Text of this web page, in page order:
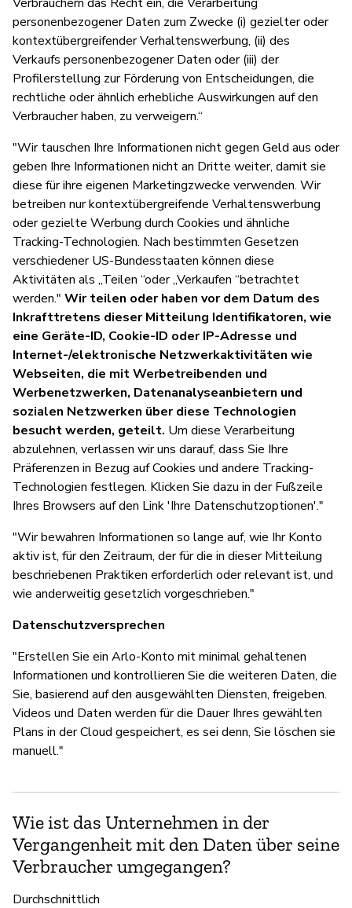
personenbezogener Daten zum Zwecke (i) gezielter oder
kontextübergreifender Verhaltenswerbung, (ii) des
Verkaufs personenbezogener Daten oder (iii) der
Profilerstellung zur Förderung von Entscheidungen, die
rechtliche oder ähnlich erhebliche Auswirkungen auf den
Verbraucher haben, zu verweigern.“
"Wir tauschen Ihre Informationen nicht gegen Geld aus oder
geben Ihre Informationen nicht an Dritte weiter, damit sie
diese für ihre eigenen Marketingzwecke verwenden. Wir
betreiben nur kontextübergreifende Verhaltenswerbung
oder gezielte Werbung durch Cookies und ähnliche
Tracking-Technologien. Nach bestimmten Gesetzen
verschiedener US-Bundesstaaten können diese
Aktivitäten als „Teilen “oder „Verkaufen “betrachtet
werden." Wir teilen oder haben vor dem Datum des
Inkrafttretens dieser Mitteilung Identifikatoren, wie
eine Geräte-ID, Cookie-ID oder IP-Adresse und
Internet-/elektronische Netzwerkaktivitäten wie
Webseiten, die mit Werbetreibenden und
Werbenetzwerken, Datenanalyseanbietern und
sozialen Netzwerken über diese Technologien
besucht werden, geteilt. Um diese Verarbeitung
abzulehnen, verlassen wir uns darauf, dass Sie Ihre
Präferenzen in Bezug auf Cookies und andere Tracking-
Technologien festlegen. Klicken Sie dazu in der Fußzeile
Ihres Browsers auf den Link 'Ihre Datenschutzoptionen'."
"Wir bewahren Informationen so lange auf, wie Ihr Konto
aktiv ist, für den Zeitraum, der für die in dieser Mitteilung
beschriebenen Praktiken erforderlich oder relevant ist, und
wie anderweitig gesetzlich vorgeschrieben."
Datenschutzversprechen
"Erstellen Sie ein Arlo-Konto mit minimal gehaltenen
Informationen und kontrollieren Sie die weiteren Daten, die
Sie, basierend auf den ausgewählten Diensten, freigeben.
Videos und Daten werden für die Dauer Ihres gewählten
Plans in der Cloud gespeichert, es sei denn, Sie löschen sie
manuell."
Wie ist das Unternehmen in der
Vergangenheit mit den Daten über seine
Verbraucher umgegangen?
Durchschnittlich